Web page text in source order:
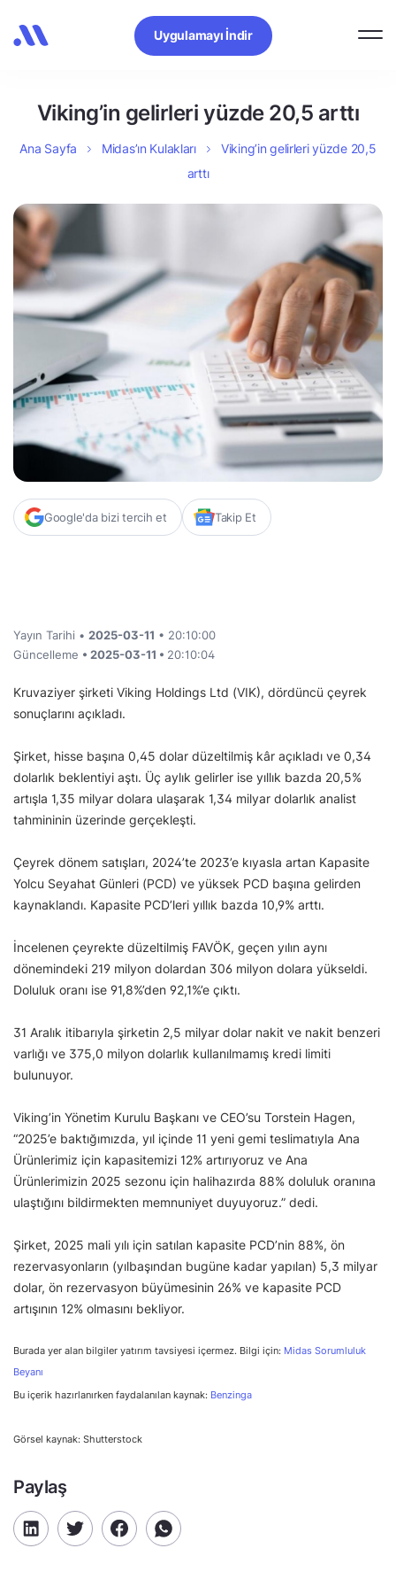
Uygulamayı İndir
Viking’in gelirleri yüzde 20,5 arttı
Ana Sayfa Midas’ın Kulakları
Viking’in gelirleri yüzde 20,5
arttı
Google'da bizi tercih et Takip Et
Yayın Tarihi • 2025-03-11 • 20:10:00
Güncelleme • 2025-03-11 • 20:10:04
Kruvaziyer şirketi Viking Holdings Ltd (VIK), dördüncü çeyrek
sonuçlarını açıkladı.
Şirket, hisse başına 0,45 dolar düzeltilmiş kâr açıkladı ve 0,34
dolarlık beklentiyi aştı. Üç aylık gelirler ise yıllık bazda 20,5%
artışla 1,35 milyar dolara ulaşarak 1,34 milyar dolarlık analist
tahmininin üzerinde gerçekleşti.
Çeyrek dönem satışları, 2024’te 2023’e kıyasla artan Kapasite
Yolcu Seyahat Günleri (PCD) ve yüksek PCD başına gelirden
kaynaklandı. Kapasite PCD’leri yıllık bazda 10,9% arttı.
İncelenen çeyrekte düzeltilmiş FAVÖK, geçen yılın aynı
dönemindeki 219 milyon dolardan 306 milyon dolara yükseldi.
Doluluk oranı ise 91,8%’den 92,1%’e çıktı.
31 Aralık itibarıyla şirketin 2,5 milyar dolar nakit ve nakit benzeri
varlığı ve 375,0 milyon dolarlık kullanılmamış kredi limiti
bulunuyor.
Viking’in Yönetim Kurulu Başkanı ve CEO’su Torstein Hagen,
“2025’e baktığımızda, yıl içinde 11 yeni gemi teslimatıyla Ana
Ürünlerimiz için kapasitemizi 12% artırıyoruz ve Ana
Ürünlerimizin 2025 sezonu için halihazırda 88% doluluk oranına
ulaştığını bildirmekten memnuniyet duyuyoruz.” dedi.
Şirket, 2025 mali yılı için satılan kapasite PCD’nin 88%, ön
rezervasyonların (yılbaşından bugüne kadar yapılan) 5,3 milyar
dolar, ön rezervasyon büyümesinin 26% ve kapasite PCD
artışının 12% olmasını bekliyor.
Burada yer alan bilgiler yatırım tavsiyesi içermez. Bilgi için: Midas Sorumluluk
Beyanı
Bu içerik hazırlanırken faydalanılan kaynak: Benzinga
Görsel kaynak: Shutterstock
Paylaş